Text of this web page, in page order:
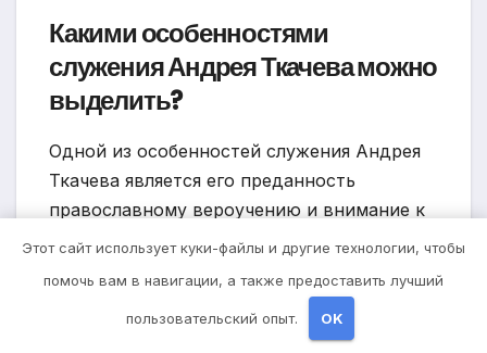
Какими особенностями
служения Андрея Ткачева можно
выделить?
Одной из особенностей служения Андрея
Ткачева является его преданность
православному вероучению и внимание к
традициям церкви. Он уделяет большое
таинствам, придерживается духовных
правил и обрядов. Еще одним важным
Этот сайт использует куки-файлы и другие технологии, чтобы
помочь вам в навигации, а также предоставить лучший
пользовательский опыт. OK